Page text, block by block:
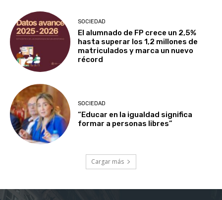
SOCIEDAD
El alumnado de FP crece un 2,5%
hasta superar los 1,2 millones de
matriculados y marca un nuevo
récord
SOCIEDAD
“Educar en la igualdad significa
formar a personas libres”
Cargar más